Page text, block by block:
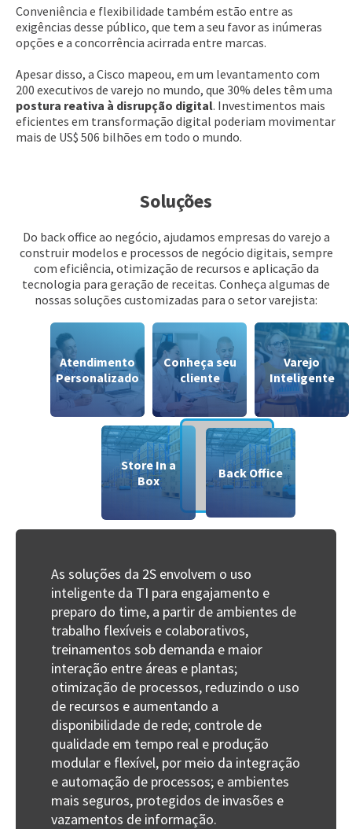
Conveniência e flexibilidade também estão entre as
exigências desse público, que tem a seu favor as inúmeras
opções e a concorrência acirrada entre marcas.
Apesar disso, a Cisco mapeou, em um levantamento com
200 executivos de varejo no mundo, que 30% deles têm uma
postura reativa à disrupção digital. Investimentos mais
eficientes em transformação digital poderiam movimentar
mais de US$ 506 bilhões em todo o mundo.
Soluções
Do back office ao negócio, ajudamos empresas do varejo a
construir modelos e processos de negócio digitais, sempre
com eficiência, otimização de recursos e aplicação da
tecnologia para geração de receitas. Conheça algumas de
nossas soluções customizadas para o setor varejista:
Atendimento
Personalizado
Conheça seu
cliente
Varejo
Inteligente
Store In a
Box
Back Office
As soluções da 2S envolvem o uso
inteligente da TI para engajamento e
preparo do time, a partir de ambientes de
trabalho flexíveis e colaborativos,
treinamentos sob demanda e maior
interação entre áreas e plantas;
otimização de processos, reduzindo o uso
de recursos e aumentando a
disponibilidade de rede; controle de
qualidade em tempo real e produção
modular e flexível, por meio da integração
e automação de processos; e ambientes
mais seguros, protegidos de invasões e
vazamentos de informação.